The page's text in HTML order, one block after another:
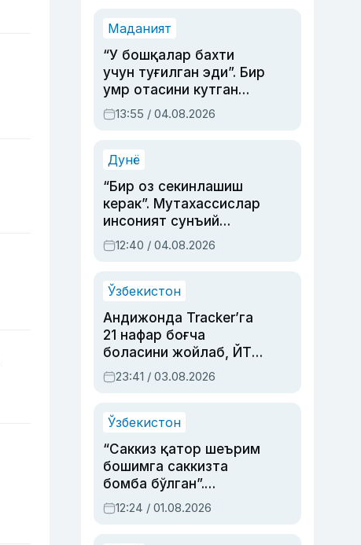
Маданият
“У бошқалар бахти
учун туғилган эди”. Бир
умр отасини кутган
актриса ва дубльяж
устаси Римма
синовларга тўла ҳаёти
13:55 / 04.08.2026
Дунё
“Бир оз секинлашиш
керак”. Мутахассислар
инсоният сунъий
интеллектни бошқара
олмай қолишидан
12:40 / 04.08.2026
Ўзбекистон
Андижонда Tracker’га
21 нафар боғча
боласини жойлаб, ЙТҲ
содир этган аёлга суд
ҳукми ўқилди
23:41 / 03.08.2026
Ўзбекистон
“Саккиз қатор шеърим
бошимга саккизта
бомба бўлган”.
Абдулла Ориповни
сиёсий айбловлардан
12:24 / 01.08.2026